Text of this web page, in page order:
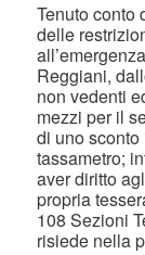
Tenuto conto
delle
Reggiani,
non vedenti
mezzi per il
di uno
tassametro;
aver diritto
propria
108 Sezioni
risiede nella